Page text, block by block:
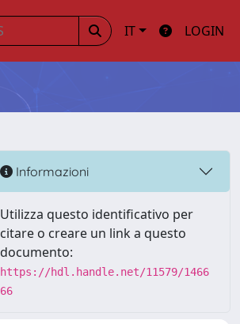
IT LOGIN
Informazioni
Utilizza questo identificativo per
citare o creare un link a questo
documento:
https://hdl.handle.net/11579/1466
66